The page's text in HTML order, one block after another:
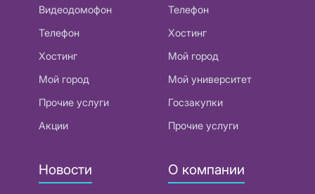
Видеодомофон
Телефон
Хостинг
Мой город
Прочие услуги
Акции
Телефон
Хостинг
Мой город
Мой университет
Госзакупки
Прочие услуги
Новости О компании